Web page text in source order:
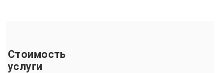
Стоимость
услуги